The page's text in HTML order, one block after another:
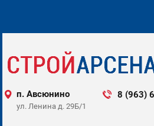
п. Авсюнино
ул. Ленина д. 29Б/1 ‌‌‍‍
8